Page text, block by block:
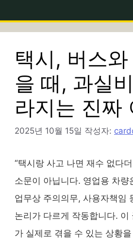
택시, 버스
을 때, 과실
라지는 진짜
2025년 10월 15일 작성자:
“택시랑 사고 나면 재수 없다
소문이 아닙니다. 영업용 차량
업무상 주의의무, 사용자책임
논리가 다르게 작동합니다. 이
가 실제로 겪을 수 있는 상황